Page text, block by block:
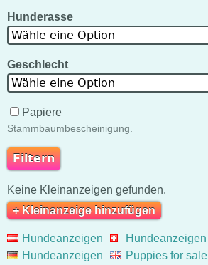
Hunderasse
Wähle eine Option
Geschlecht
Wähle eine Option
Papiere
Stammbaumbescheinigung.
Keine Kleinanzeigen gefunden.
+ Kleinanzeige hinzufügen
Hundeanzeigen
Hundeanzeigen
Hundeanzeigen
Puppies for sale